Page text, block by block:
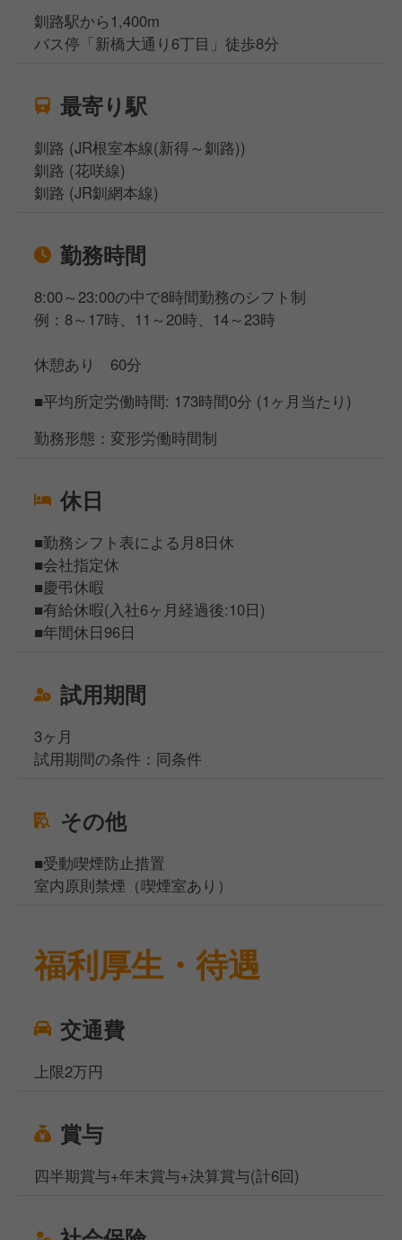
釧路駅から1,400m
バス停「新橋大通り6丁目」徒歩8分
最寄り駅
釧路 (JR根室本線(新得～釧路))
釧路 (花咲線)
釧路 (JR釧網本線)
勤務時間
8:00～23:00の中で8時間勤務のシフト制
例：8～17時、11～20時、14～23時
休憩あり 60分
■平均所定労働時間: 173時間0分 (1ヶ月当たり)
勤務形態：変形労働時間制
休日
■勤務シフト表による月8日休
■会社指定休
■慶弔休暇
■有給休暇(入社6ヶ月経過後:10日)
■年間休日96日
試用期間
3ヶ月
試用期間の条件：同条件
その他
■受動喫煙防止措置
室内原則禁煙（喫煙室あり）
福利厚生・待遇
交通費
上限2万円
賞与
四半期賞与+年末賞与+決算賞与(計6回)